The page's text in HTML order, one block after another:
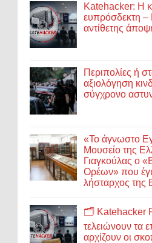
Katehacker: Η
ευπρόσδεκτη
αντίθετης
Περιπολίες ή
αξιολόγηση
σύγχρονο
«Το άγνωστο
Μουσείο της
Γιαγκούλας ο
Ορέων» που
λήσταρχος της
🗂️ Katehacker
τελειώνουν τα
αρχίζουν οι